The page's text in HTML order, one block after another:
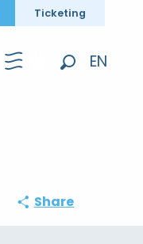
EN
Ticketing
Share